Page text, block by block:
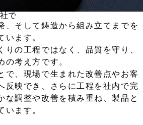
で
、そして鋳造から組み立てまでを
います。
りの工程ではなく、品質を守り、
の考え方です。
で、現場で生まれた改善点やお客
反映でき、さらに工程を社内で完
な調整や改善を積み重ね、製品と
います。